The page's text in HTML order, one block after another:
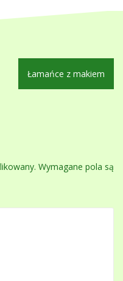
Łamańce z makiem
Wymagane pola są